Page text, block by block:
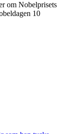
om Nobelprisets
10